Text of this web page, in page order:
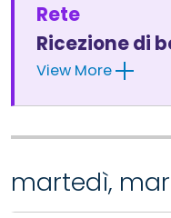
Rete
Ricezione di
View More
martedì,